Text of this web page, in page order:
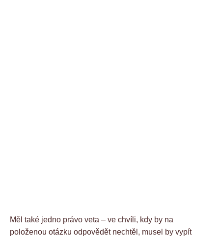
Měl také jedno právo veta – ve chvíli, kdy by na
položenou otázku odpovědět nechtěl, musel by vypít